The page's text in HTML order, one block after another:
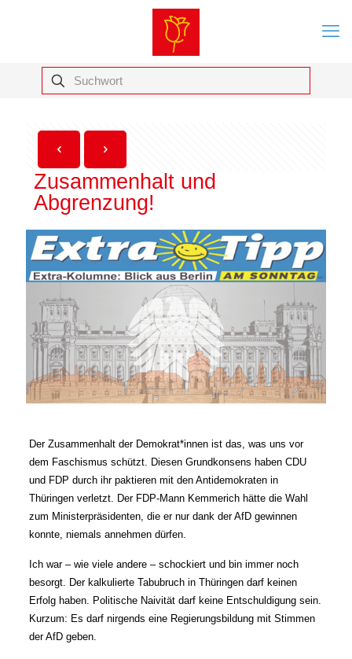
Zusammenhalt und
Abgrenzung!
Der Zusammenhalt der Demokrat*innen ist das, was uns vor
dem Faschismus schützt. Diesen Grundkonsens haben CDU
und FDP durch ihr paktieren mit den Antidemokraten in
Thüringen verletzt. Der FDP-Mann Kemmerich hätte die Wahl
zum Ministerpräsidenten, die er nur dank der AfD gewinnen
konnte, niemals annehmen dürfen.
Ich war – wie viele andere – schockiert und bin immer noch
besorgt. Der kalkulierte Tabubruch in Thüringen darf keinen
Erfolg haben. Politische Naivität darf keine Entschuldigung sein.
Kurzum: Es darf nirgends eine Regierungsbildung mit Stimmen
der AfD geben.